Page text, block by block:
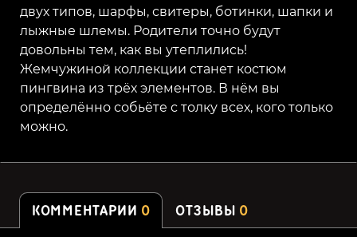
двух типов, шарфы, свитеры, ботинки, шапки и
лыжные шлемы. Родители точно будут
довольны тем, как вы утеплились!
Жемчужиной коллекции станет костюм
пингвина из трёх элементов. В нём вы
определённо собьёте с толку всех, кого только
можно.
КОММЕНТАРИИ 0 ОТЗЫВЫ 0